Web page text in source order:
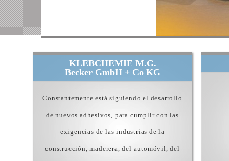
KLEBCHEMIE M.G.
Becker GmbH + Co KG
Constantemente está siguiendo el desarrollo
de nuevos adhesivos, para cumplir con las
exigencias de las industrias de la
construcción, maderera, del automóvil, del